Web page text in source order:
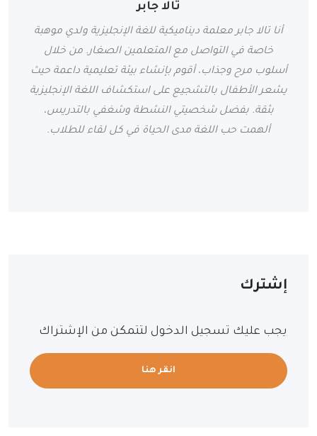
تالا جابر
أنا تالا جابر معلمة ديناميكية للغة الإنجليزية ولدي موهبة
خاصة في التواصل مع المتعلمين الصغار. من خلال
أسلوب مرح وجذاب، أقوم بإنشاء بيئة تعليمية داعمة حيث
يشعر الأطفال بالتشجيع على استكشاف اللغة الإنجليزية
بثقة. بفضل شخصيتي النشطة وشغفي بالتدريس،
ألهمت حب اللغة مدى الحياة في كل لقاء للطلاب.
إشترك
يجب عليك تسجيل الدخول لتتمكن من الإشتراك
انقر هنا